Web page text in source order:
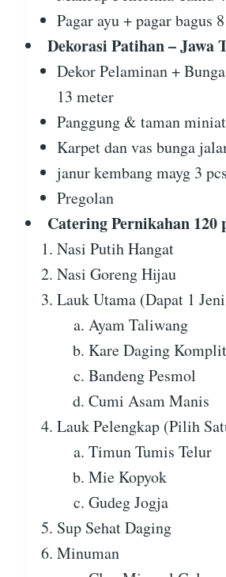
Pagar ayu + pagar bagus
Dekorasi Patihan – Jawa
Dekor Pelaminan +
13 meter
Panggung & taman
Karpet dan vas bunga
janur kembang mayg 3 pcs
Pregolan
Catering Pernikahan 120
Nasi Putih Hangat
Nasi Goreng Hijau
Lauk Utama (Dapat 1
Ayam Taliwang
Kare Daging Komplit
Bandeng Pesmol
Cumi Asam Manis
Lauk Pelengkap (Pilih
Timun Tumis Telur
Mie Kopyok
Gudeg Jogja
Sup Sehat Daging
Minuman